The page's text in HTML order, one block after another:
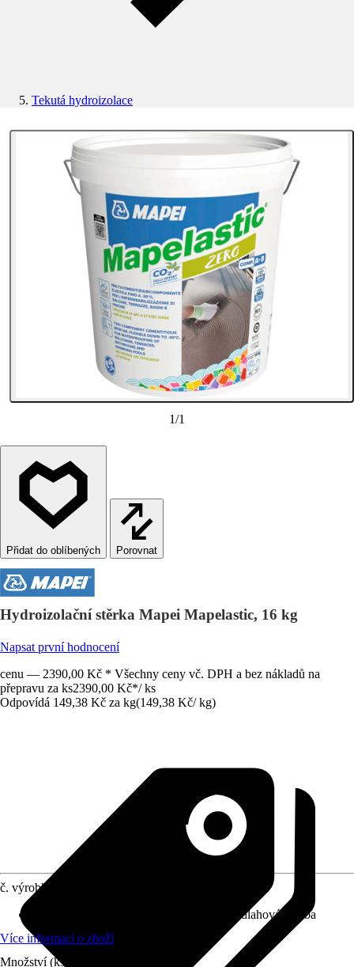
Tekutá hydroizolace
1/1
Porovnat
Hydroizolační stěrka Mapei Mapelastic, 16 kg
Napsat první hodnocení
cenu — 2390,00 Kč * Všechny ceny vč. DPH a bez nákladů na
přepravu za ks2390,00 Kč*/ ks
Odpovídá 149,38 Kč za kg(149,38 Kč/ kg)
č. výrobku
Exteriér, Interiér, Stěna, Podlahová dlažba
Více informací o zboží
Množství (ks)